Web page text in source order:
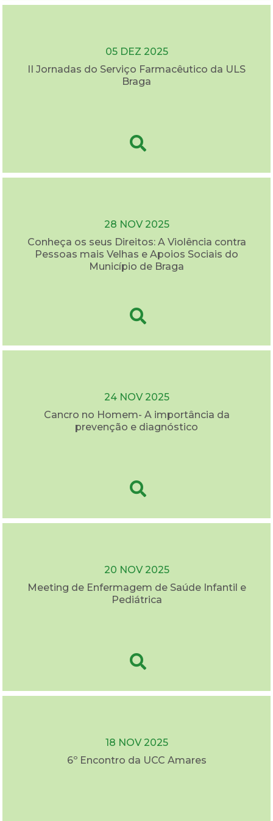
05 DEZ 2025
II Jornadas do Serviço Farmacêutico da ULS
Braga
28 NOV 2025
Conheça os seus Direitos: A Violência contra
Pessoas mais Velhas e Apoios Sociais do
Município de Braga
24 NOV 2025
Cancro no Homem- A importância da
prevenção e diagnóstico
20 NOV 2025
Meeting de Enfermagem de Saúde Infantil e
Pediátrica
18 NOV 2025
6º Encontro da UCC Amares